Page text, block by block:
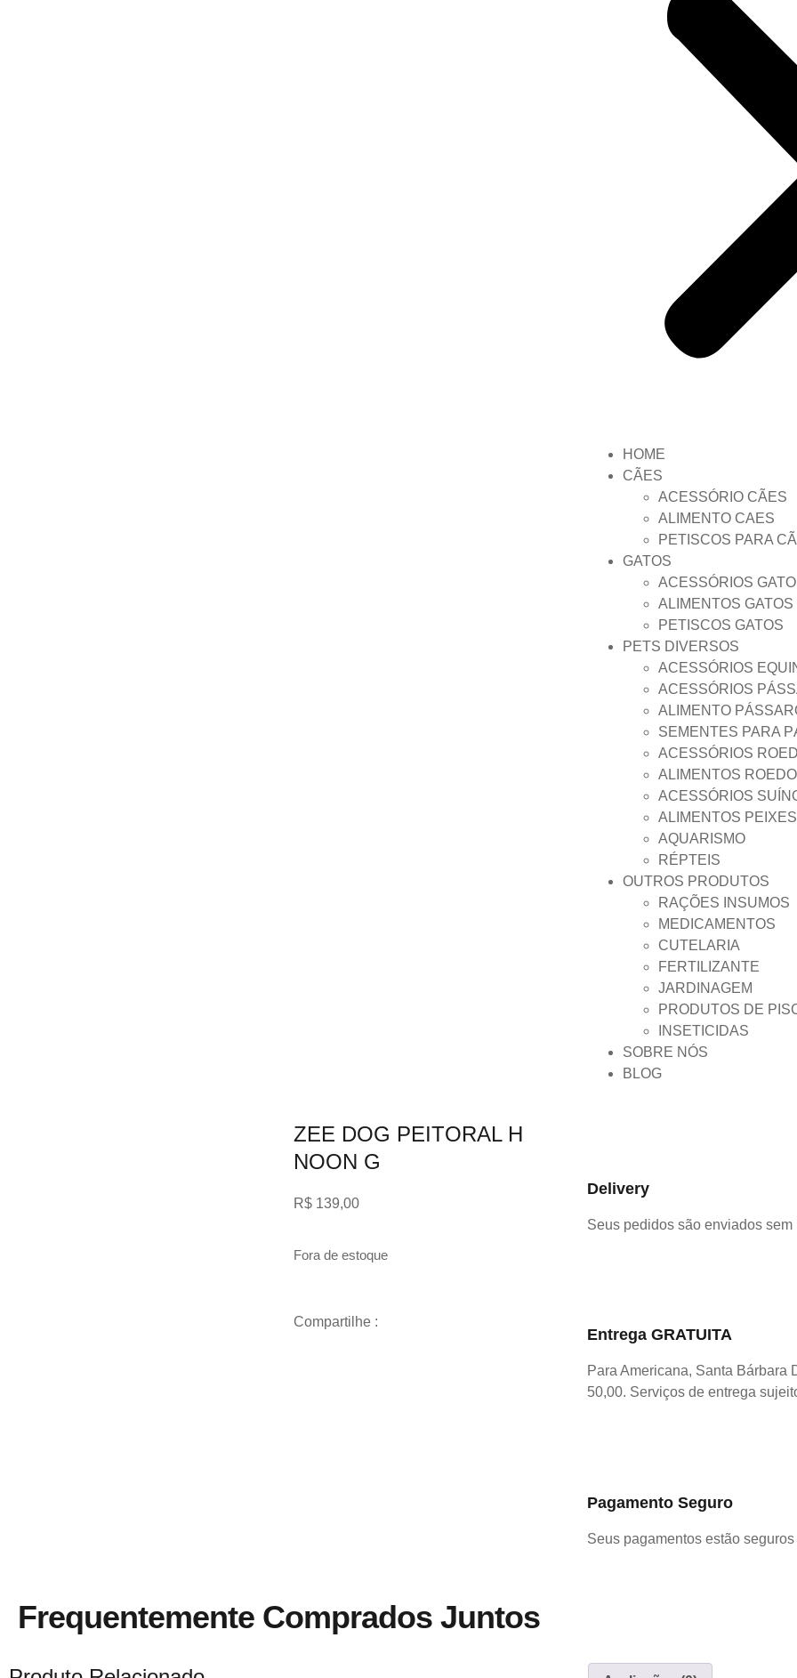
HOME
CÃES
ACESSÓRIO CÃES
ALIMENTO CAES
PETISCOS PARA
GATOS
ACESSÓRIOS
ALIMENTOS GATOS
PETISCOS GATOS
PETS DIVERSOS
ACESSÓRIOS
ACESSÓRIOS
ALIMENTO
SEMENTES PARA
ACESSÓRIOS
ALIMENTOS
ACESSÓRIOS
ALIMENTOS PEIXES
AQUARISMO
RÉPTEIS
OUTROS PRODUTOS
RAÇÕES INSUMOS
MEDICAMENTOS
CUTELARIA
FERTILIZANTE
JARDINAGEM
PRODUTOS DE
INSETICIDAS
SOBRE NÓS
BLOG
ZEE DOG PEITORAL H
NOON G
R$ 139,00
Fora de estoque
Compartilhe :
Delivery
Seus pedidos são enviados
Entrega GRATUITA
Para Americana, Santa Bárbara
50,00. Serviços de entrega
Pagamento Seguro
Seus pagamentos estão
Frequentemente Comprados Juntos